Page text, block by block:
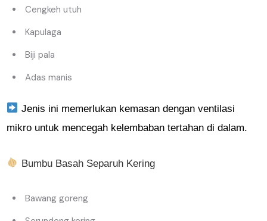
Cengkeh utuh
Kapulaga
Biji pala
Adas manis
Jenis ini memerlukan kemasan dengan ventilasi
mikro untuk mencegah kelembaban tertahan di dalam.
Bumbu Basah Separuh Kering
Bawang goreng